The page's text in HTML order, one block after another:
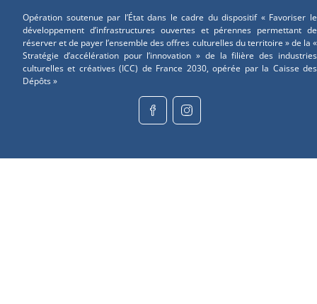
Opération soutenue par l’État dans le cadre du dispositif « Favoriser le
développement d’infrastructures ouvertes et pérennes permettant de
réserver et de payer l’ensemble des offres culturelles du territoire » de la «
Stratégie d’accélération pour l’innovation » de la filière des industries
culturelles et créatives (ICC) de France 2030, opérée par la Caisse des
Dépôts »